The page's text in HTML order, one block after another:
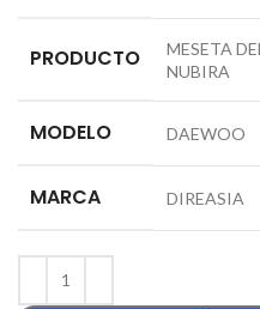
PRODUCTO
MESETA
NUBIRA
MODELO DAEWOO
MARCA DIREASIA